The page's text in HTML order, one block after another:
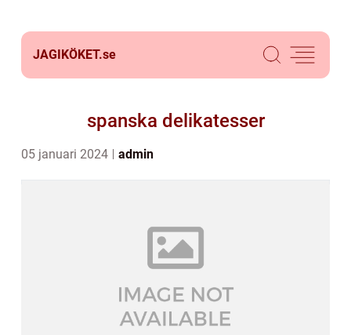
JAGIKÖKET.se
spanska delikatesser
05 januari 2024 admin